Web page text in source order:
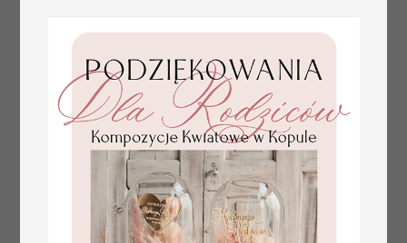
firm z kawą i herbatą,
pracowników,
upominek biznesowy
box swiąteczny zestaw
z logo